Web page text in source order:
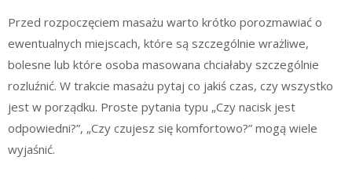
Przed rozpoczęciem masażu warto krótko porozmawiać o
ewentualnych miejscach, które są szczególnie wrażliwe,
bolesne lub które osoba masowana chciałaby szczególnie
rozluźnić. W trakcie masażu pytaj co jakiś czas, czy wszystko
jest w porządku. Proste pytania typu „Czy nacisk jest
odpowiedni?”, „Czy czujesz się komfortowo?” mogą wiele
wyjaśnić.